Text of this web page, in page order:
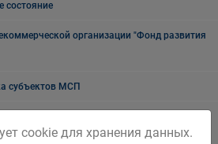
состояние
организации "Фонд развития
субъектов МСП
cookie для хранения данных.